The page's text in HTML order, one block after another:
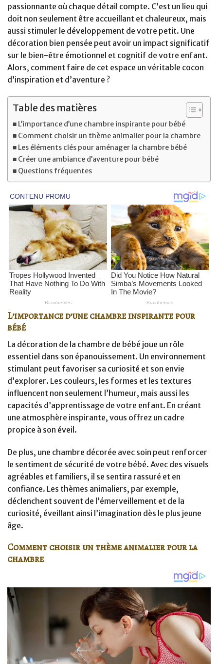
passionnante où chaque détail compte. C’est un lieu qui
doit non seulement être accueillant et chaleureux, mais
aussi stimuler le développement de votre petit. Une
décoration bien pensée peut avoir un impact significatif
sur le bien-être émotionnel et cognitif de votre enfant.
Alors, comment faire de cet espace un véritable cocon
d’inspiration et d’aventure ?
Table des matières
L’importance d’une chambre inspirante pour bébé
Comment choisir un thème animalier pour la chambre
Les éléments clés pour aménager la chambre bébé
Créer une ambiance d’aventure pour bébé
Questions fréquentes
L’importance d’une chambre inspirante pour
bébé
La décoration de la chambre de bébé joue un rôle
essentiel dans son épanouissement. Un environnement
stimulant peut favoriser sa curiosité et son envie
d’explorer. Les couleurs, les formes et les textures
influencent non seulement l’humeur, mais aussi les
capacités d’apprentissage de votre enfant. En créant
une atmosphère inspirante, vous offrez un cadre
propice à son éveil.
De plus, une chambre décorée avec soin peut renforcer
le sentiment de sécurité de votre bébé. Avec des visuels
agréables et familiers, il se sentira rassuré et en
confiance. Les thèmes animaliers, par exemple,
déclenchent souvent de l’émerveillement et de la
curiosité, éveillant ainsi l’imagination dès le plus jeune
âge.
Comment choisir un thème animalier pour la
chambre